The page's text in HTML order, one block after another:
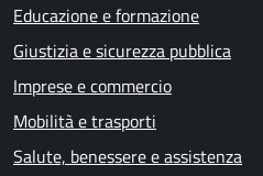
Educazione e formazione
Giustizia e sicurezza pubblica
Imprese e commercio
Mobilità e trasporti
Salute, benessere e assistenza